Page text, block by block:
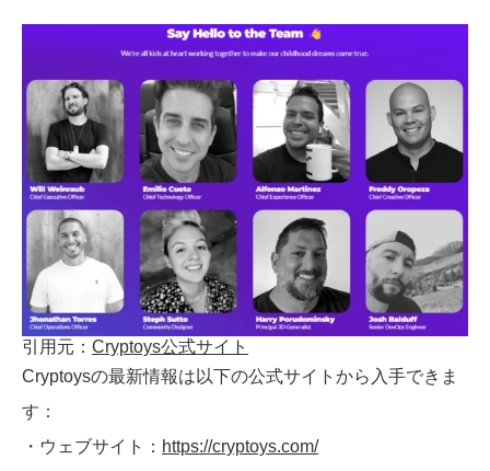
引用元： Cryptoys公式サイト
Cryptoysの最新情報は以下の公式サイトから入手できま
す：
・ウェブサイト： https://cryptoys.com/